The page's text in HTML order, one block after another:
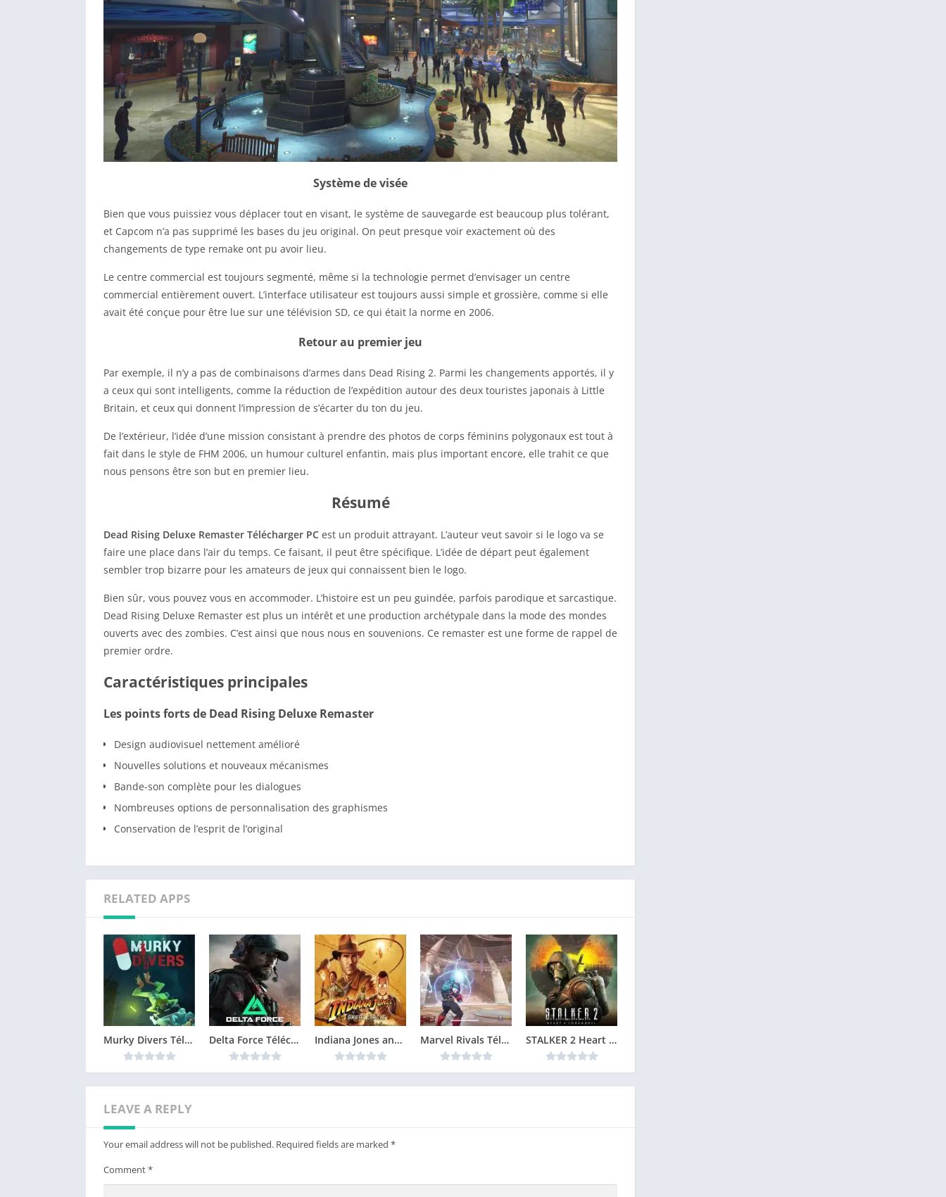
Système de visée
Bien que vous puissiez vous déplacer tout en visant, le système de sauvegarde est beaucoup plus tolérant,
et Capcom n’a pas supprimé les bases du jeu original. On peut presque voir exactement où des
changements de type remake ont pu avoir lieu.
Le centre commercial est toujours segmenté, même si la technologie permet d’envisager un centre
commercial entièrement ouvert. L’interface utilisateur est toujours aussi simple et grossière, comme si elle
avait été conçue pour être lue sur une télévision SD, ce qui était la norme en 2006.
Retour au premier jeu
Par exemple, il n’y a pas de combinaisons d’armes dans Dead Rising 2. Parmi les changements apportés, il y
a ceux qui sont intelligents, comme la réduction de l’expédition autour des deux touristes japonais à Little
Britain, et ceux qui donnent l’impression de s’écarter du ton du jeu.
De l’extérieur, l’idée d’une mission consistant à prendre des photos de corps féminins polygonaux est tout à
fait dans le style de FHM 2006, un humour culturel enfantin, mais plus important encore, elle trahit ce que
nous pensons être son but en premier lieu.
Résumé
Dead Rising Deluxe Remaster Télécharger PC est un produit attrayant. L’auteur veut savoir si le logo va se
faire une place dans l’air du temps. Ce faisant, il peut être spécifique. L’idée de départ peut également
sembler trop bizarre pour les amateurs de jeux qui connaissent bien le logo.
Bien sûr, vous pouvez vous en accommoder. L’histoire est un peu guindée, parfois parodique et sarcastique.
Dead Rising Deluxe Remaster est plus un intérêt et une production archétypale dans la mode des mondes
ouverts avec des zombies. C’est ainsi que nous nous en souvenions. Ce remaster est une forme de rappel de
premier ordre.
Caractéristiques principales
Les points forts de Dead Rising Deluxe Remaster
Design audiovisuel nettement amélioré
Nouvelles solutions et nouveaux mécanismes
Bande-son complète pour les dialogues
Nombreuses options de personnalisation des graphismes
Conservation de l’esprit de l’original
RELATED APPS
Murky Divers Télécharger jeu PC Delta Force Télécharger jeu PC Indiana Jones and the Great Circle Télécharger jeu PC Marvel Rivals Télécharger jeu PC STALKER 2 Heart of Chornobyl Télécharger jeu PC
LEAVE A REPLY
Your email address will not be published. Required fields are marked *
Comment*